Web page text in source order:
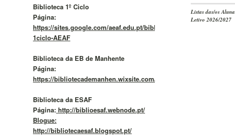
Biblioteca 1º Ciclo
Página:
https://sites.google.com/aeaf.edu.pt/bibliotecas1cicloaeaf/BE-
1ciclo-AEAF
Biblioteca da EB de Manhente
Página:
https://bibliotecademanhen.wixsite.com/meusite/
Biblioteca da ESAF
Página: http://biblioesaf.webnode.pt/
Blogue:
http://bibliotecaesaf.blogspot.pt/
Listas das/os
Letivo 2026/2027